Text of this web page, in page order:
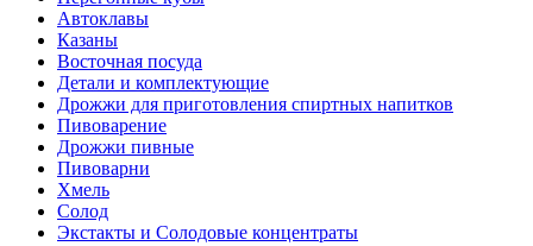
Автоклавы
Казаны
Восточная посуда
Детали и комплектующие
Дрожжи для приготовления спиртных напитков
Пивоварение
Дрожжи пивные
Пивоварни
Хмель
Солод
Экстакты и Солодовые концентраты